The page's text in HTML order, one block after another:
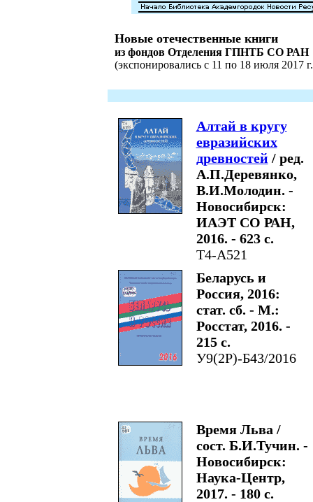
Новые отечественные книги
из фондов Отделения ГПНТБ СО РАН
(экспонировались с 11 по 18 июля 2017
Алтай в кругу
евразийских
древностей / ред.
А.П.Деревянко,
В.И.Молодин. -
Новосибирск:
ИАЭТ СО РАН,
2016. - 623 с.
Т4-А521
Беларусь и
Россия, 2016:
стат. сб. - М.:
Росстат, 2016. -
215 с.
У9(2Р)-Б43/2016
Время Льва /
сост. Б.И.Тучин. -
Новосибирск:
Наука-Центр,
2017. - 180 с.